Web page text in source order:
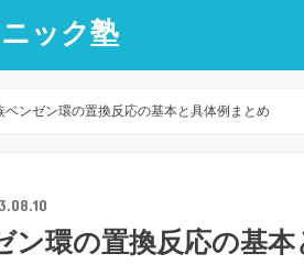
ック塾
ベンゼン環の置換反応の基本と具体例まとめ
ン環の置換反応の基